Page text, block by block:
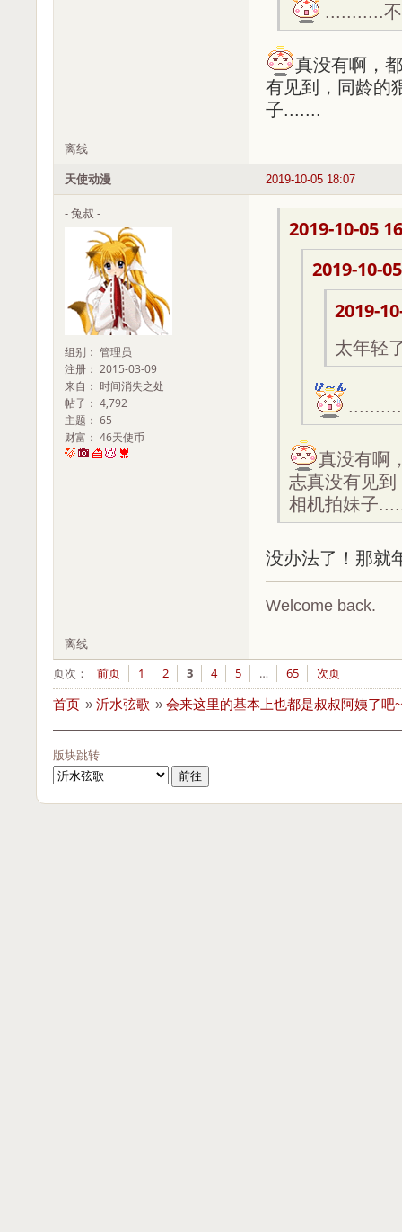
...........
真没有啊，
有见到，同龄的
子.......
离线
2019-10-05 18:07
天使动漫
- 兔叔 -
组别： 管理员
注册： 2015-03-09
来自： 时间消失之处
帖子： 4,792
主题： 65
财富： 46天使币
2019-10-05
2019-10-
2019-
太年轻
真没有啊
志真没有见
相机拍妹子
没办法了！那就
Welcome back.
离线
页次：
前页 1 2 3 4 5 … 65 次页
首页 » 沂水弦歌 » 会来这里的基本上也都是叔叔阿姨了吧~
版块跳转